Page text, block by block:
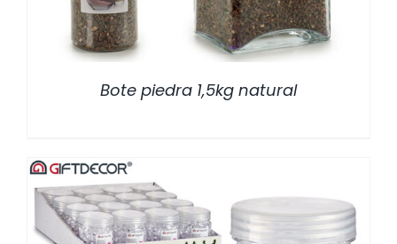
Bote piedra 1,5kg natural